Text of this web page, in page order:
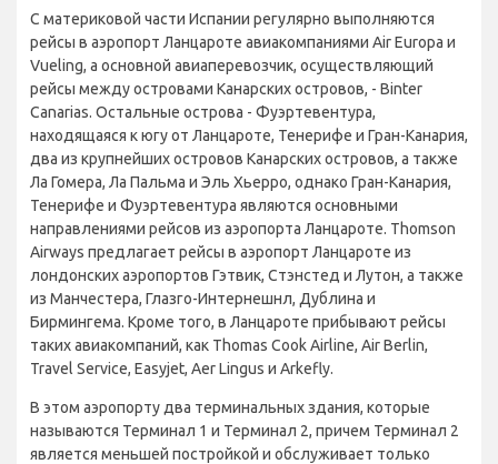
С материковой части Испании регулярно выполняются
рейсы в аэропорт Ланцароте авиакомпаниями Air Europa и
Vueling, а основной авиаперевозчик, осуществляющий
рейсы между островами Канарских островов, - Binter
Canarias. Остальные острова - Фуэртевентура,
находящаяся к югу от Ланцароте, Тенерифе и Гран-Канария,
два из крупнейших островов Канарских островов, а также
Ла Гомера, Ла Пальма и Эль Хьерро, однако Гран-Канария,
Тенерифе и Фуэртевентура являются основными
направлениями рейсов из аэропорта Ланцароте. Thomson
Airways предлагает рейсы в аэропорт Ланцароте из
лондонских аэропортов Гэтвик, Стэнстед и Лутон, а также
из Манчестера, Глазго-Интернешнл, Дублина и
Бирмингема. Кроме того, в Ланцароте прибывают рейсы
таких авиакомпаний, как Thomas Cook Airline, Air Berlin,
Travel Service, Easyjet, Aer Lingus и Arkefly.
В этом аэропорту два терминальных здания, которые
называются Терминал 1 и Терминал 2, причем Терминал 2
является меньшей постройкой и обслуживает только